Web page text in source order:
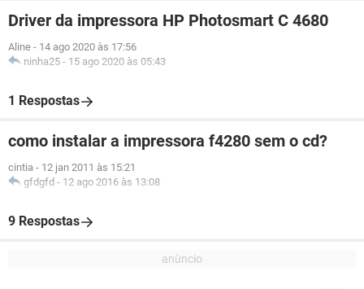
Driver da impressora HP Photosmart C 4680
Aline - 14 ago 2020 às 17:56
ninha25 - 15 ago 2020 às 05:43
1 Respostas
como instalar a impressora f4280 sem o cd?
cintia - 12 jan 2011 às 15:21
gfdgfd - 12 ago 2016 às 13:08
9 Respostas